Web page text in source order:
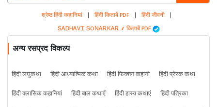
श्रेष्ठ हिंदी कहानियां | हिंदी किताबें PDF | हिंदी जीवनी |
ՏᎪᎠᎻᎪᏙᏆ ՏOΝᎪᎡᏦᎪᎡ ⸙ किताबें PDF
अन्य रसप्रद विकल्प
हिंदी लघुकथा हिंदी आध्यात्मिक कथा हिंदी फिक्शन कहानी
हिंदी प्रेरक कथा
हिंदी क्लासिक कहानियां
हिंदी बाल कथाएँ हिंदी हास्य कथाएं
हिंदी पत्रिका